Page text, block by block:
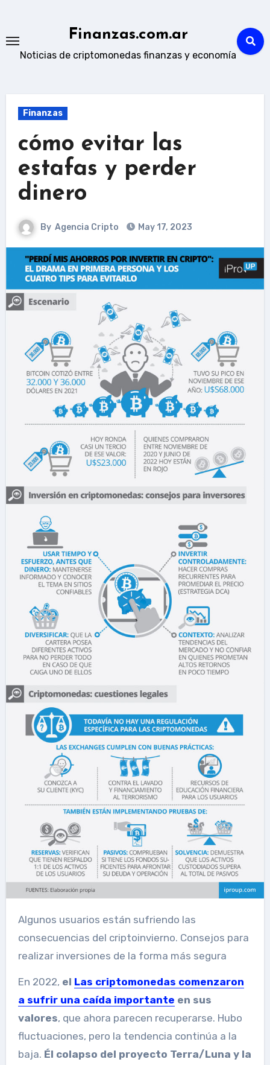
content
Finanzas.com.ar
Noticias de criptomonedas finanzas y economía
Finanzas
cómo evitar las
estafas y perder
dinero
By Agencia Cripto May 17, 2023
Algunos usuarios están sufriendo las
consecuencias del criptoinvierno. Consejos para
realizar inversiones de la forma más segura
En 2022, el Las criptomonedas comenzaron
a sufrir una caída importante en sus
valores, que ahora parecen recuperarse. Hubo
fluctuaciones, pero la tendencia continúa a la
baja. Él colapso del proyecto Terra/Luna y la